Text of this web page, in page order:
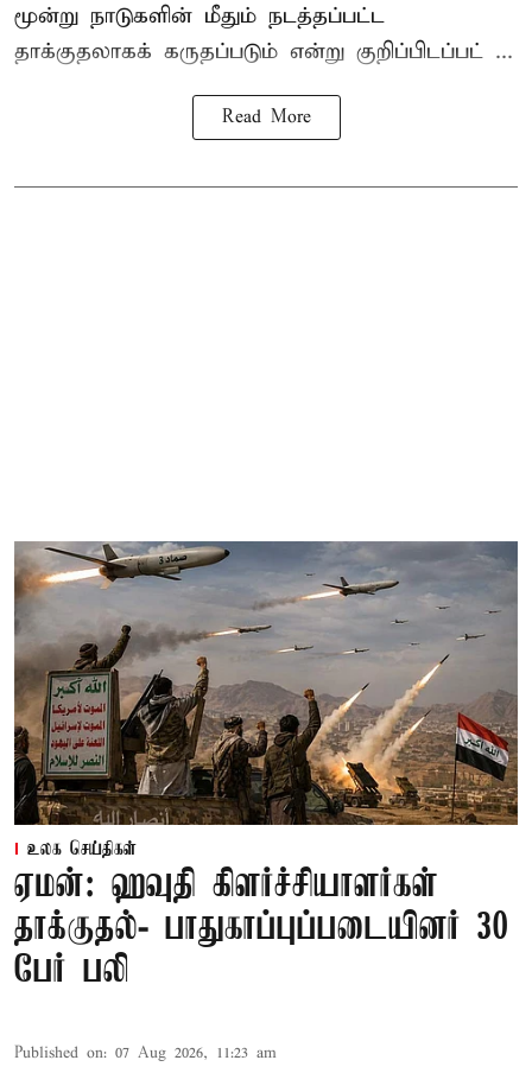
மூன்று நாடுகளின் மீதும் நடத்தப்பட்ட
தாக்குதலாகக் கருதப்படும் என்று குறிப்பிடப்பட் ...
Read More
உலக செய்திகள்
ஏமன்: ஹவுதி கிளர்ச்சியாளர்கள்
தாக்குதல்- பாதுகாப்புப்படையினர் 30
பேர் பலி
Published on: 07 Aug 2026, 11:23 am